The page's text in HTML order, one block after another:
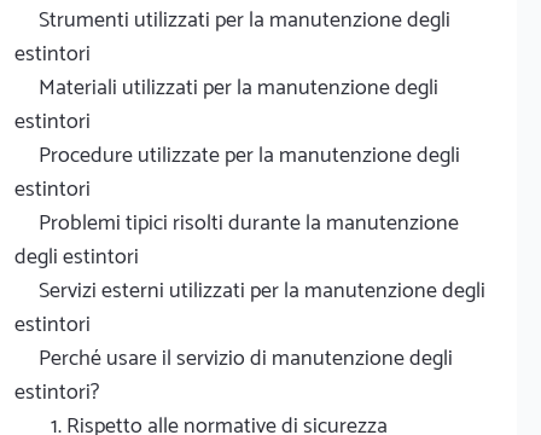
Strumenti utilizzati per la manutenzione degli
estintori
Materiali utilizzati per la manutenzione degli
estintori
Procedure utilizzate per la manutenzione degli
estintori
Problemi tipici risolti durante la manutenzione
degli estintori
Servizi esterni utilizzati per la manutenzione degli
estintori
Perché usare il servizio di manutenzione degli
estintori?
1. Rispetto alle normative di sicurezza